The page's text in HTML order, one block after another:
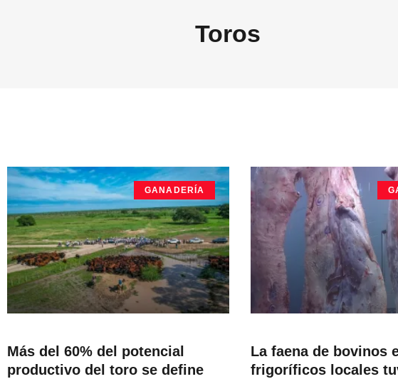
Toros
GANADERÍA
Más del 60% del potencial
productivo del toro se define
La faena de bovinos
frigoríficos locales